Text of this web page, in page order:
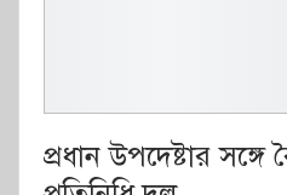
প্রধান উপদেষ্টার